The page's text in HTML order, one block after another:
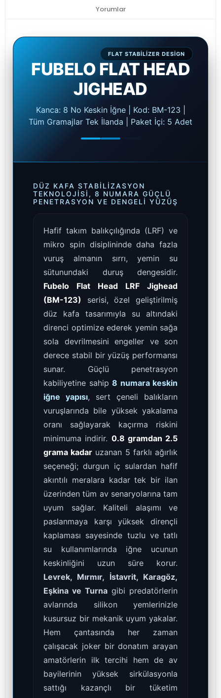
Yorumlar
FLAT STABILIZER DESIGN
FUBELO FLAT HEAD
JIGHEAD
Kanca: 8 No Keskin İğne | Kod: BM-123 |
Tüm Gramajlar Tek İlanda | Paket İçi: 5 Adet
DÜZ KAFA STABILIZASYON
TEKNOLOJISI, 8 NUMARA GÜÇLÜ
PENETRASYON VE DENGELI YÜZÜŞ
Hafif takım balıkçılığında (LRF) ve
mikro spin disiplininde daha fazla
vuruş almanın sırrı, yemin su
sütunundaki duruş dengesidir.
Fubelo Flat Head LRF Jighead
(BM-123) serisi, özel geliştirilmiş
düz kafa tasarımıyla su altındaki
direnci optimize ederek yemin sağa
sola devrilmesini engeller ve son
derece stabil bir yüzüş performansı
sunar. Güçlü penetrasyon
kabiliyetine sahip 8 numara keskin
iğne yapısı, sert çeneli balıkların
vuruşlarında bile yüksek yakalama
oranı sağlayarak kaçırma riskini
minimuma indirir. 0.8 gramdan 2.5
grama kadar uzanan 5 farklı ağırlık
seçeneği; durgun iç sulardan hafif
akıntılı meralara kadar tek bir ilan
üzerinden tüm av senaryolarına tam
uyum sağlar. Kaliteli alaşımı ve
paslanmaya karşı yüksek dirençli
kaplaması sayesinde tuzlu ve tatlı
su kullanımlarında iğne ucunun
keskinliğini uzun süre korur.
Levrek, Mırmır, İstavrit, Karagöz,
Eşkina ve Turna gibi predatörlerin
avlarında silikon yemlerinizle
kusursuz bir mekanik uyum yakalar.
Hem çantasında her zaman
çalışacak joker bir donatım arayan
amatörlerin ilk tercihi hem de av
bayilerinin yüksek sirkülasyonla
sattığı kazançlı bir tüketim